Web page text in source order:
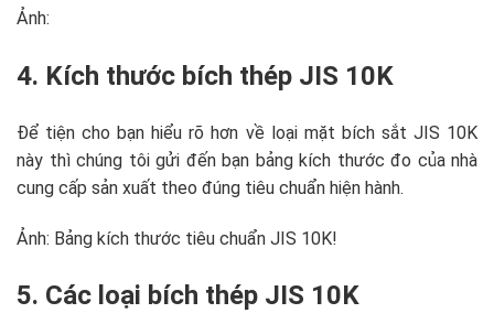
Ảnh:
4. Kích thước bích thép JIS 10K
Để tiện cho bạn hiểu rõ hơn về loại mặt bích sắt JIS 10K
này thì chúng tôi gửi đến bạn bảng kích thước đo của nhà
cung cấp sản xuất theo đúng tiêu chuẩn hiện hành.
Ảnh: Bảng kích thước tiêu chuẩn JIS 10K!
5. Các loại bích thép JIS 10K